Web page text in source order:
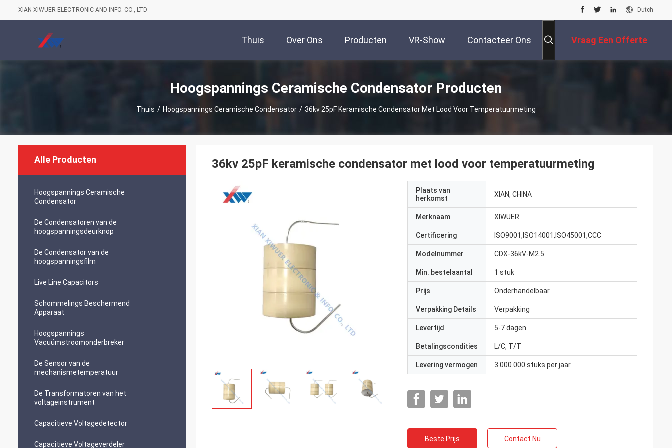
XIAN XIWUER ELECTRONIC AND INFO. CO., LTD Dutch
Thuis Over Ons Producten VR-Show Contacteer Ons Vraag Een Offerte
Hoogspannings Ceramische Condensator Producten
Thuis / Hoogspannings Ceramische Condensator / 36kv 25pF Keramische Condensator Met Lood Voor Temperatuurmeting
Alle Producten
Hoogspannings Ceramische
Condensator
De Condensatoren van de
hoogspanningsdeurknop
De Condensator van de
hoogspanningsfilm
Live Line Capacitors
Schommelings Beschermend
Apparaat
Hoogspannings
Vacuümstroomonderbreker
De Sensor van de
mechanismetemperatuur
De Transformatoren van het
voltageinstrument
Capacitieve Voltagedetector
Capacitieve Voltageverdeler
36kv 25pF keramische condensator met lood voor temperatuurmeting
Plaats van
herkomst
XIAN, CHINA
Merknaam XIWUER
Certificering ISO9001,ISO14001,ISO45001,CCC
Modelnummer CDX-36kV-M2.5
Min. bestelaantal 1 stuk
Prijs Onderhandelbaar
Verpakking Details Verpakking
Levertijd 5-7 dagen
Betalingscondities L/C, T/T
Levering vermogen 3.000.000 stuks per jaar
Beste Prijs Contact Nu